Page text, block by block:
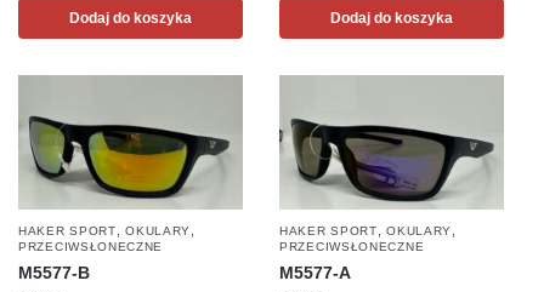
Dodaj do koszyka Dodaj do koszyka
HAKER SPORT ,OKULARY
PRZECIWSŁONECZNE
M5577-B
HAKER SPORT ,OKULARY
PRZECIWSŁONECZNE
M5577-A